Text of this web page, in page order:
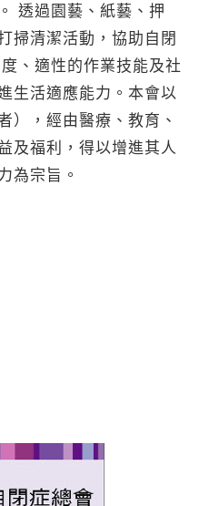
透過園藝、紙藝、押
掃清潔活動，協助自閉
、適性的作業技能及社
生活適應能力。本會以
），經由醫療、教育、
及福利，得以增進其人
為宗旨。